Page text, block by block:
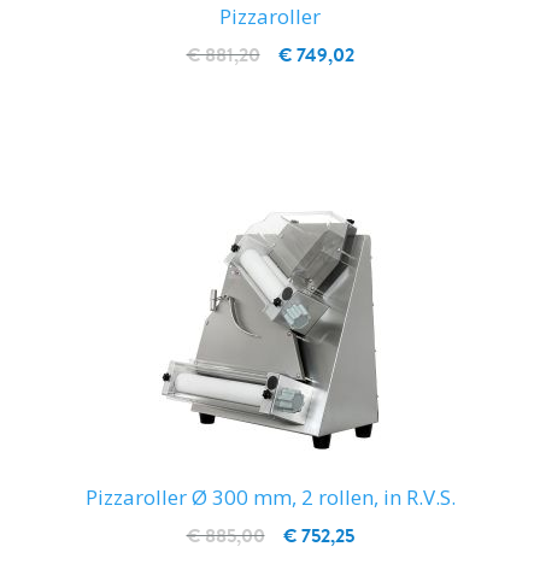
Pizzaroller
€ 749,02
€ 881,20
Pizzaroller Ø 300 mm, 2 rollen, in R.V.S.
€ 752,25
€ 885,00